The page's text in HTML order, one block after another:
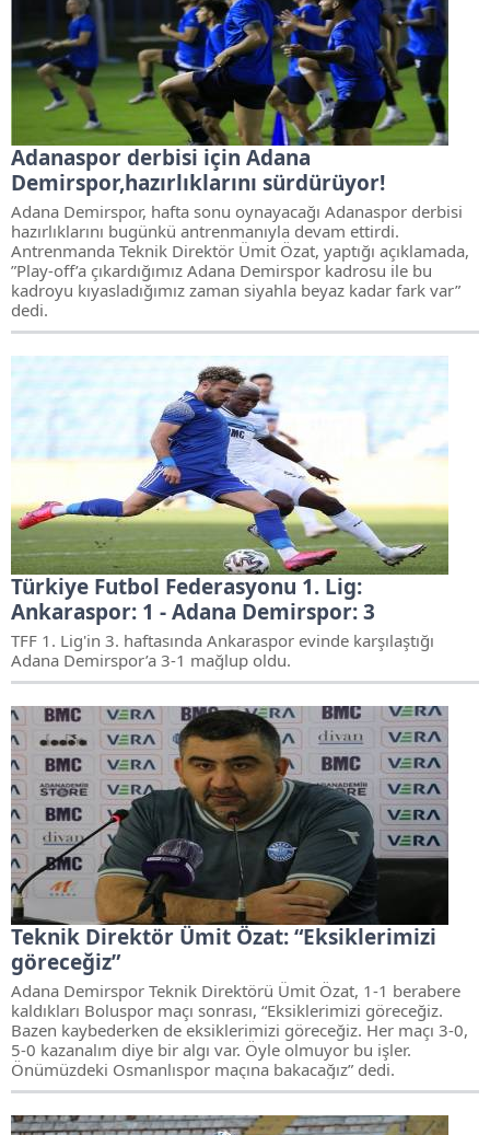
Adanaspor derbisi için Adana
Demirspor,hazırlıklarını sürdürüyor!
Adana Demirspor, hafta sonu oynayacağı Adanaspor derbisi
hazırlıklarını bugünkü antrenmanıyla devam ettirdi.
Antrenmanda Teknik Direktör Ümit Özat, yaptığı açıklamada,
”Play-off’a çıkardığımız Adana Demirspor kadrosu ile bu
kadroyu kıyasladığımız zaman siyahla beyaz kadar fark var”
dedi.
Türkiye Futbol Federasyonu 1. Lig:
Ankaraspor: 1 - Adana Demirspor: 3
TFF 1. Lig'in 3. haftasında Ankaraspor evinde karşılaştığı
Adana Demirspor’a 3-1 mağlup oldu.
Teknik Direktör Ümit Özat: “Eksiklerimizi
göreceğiz”
Adana Demirspor Teknik Direktörü Ümit Özat, 1-1 berabere
kaldıkları Boluspor maçı sonrası, “Eksiklerimizi göreceğiz.
Bazen kaybederken de eksiklerimizi göreceğiz. Her maçı 3-0,
5-0 kazanalım diye bir algı var. Öyle olmuyor bu işler.
Önümüzdeki Osmanlıspor maçına bakacağız” dedi.